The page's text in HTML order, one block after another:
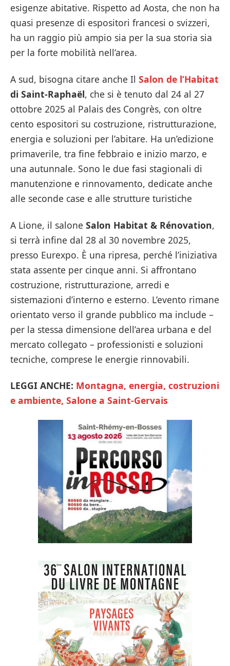
esigenze abitative. Rispetto ad Aosta, che non ha
quasi presenze di espositori francesi o svizzeri,
ha un raggio più ampio sia per la sua storia sia
per la forte mobilità nell’area.
A sud, bisogna citare anche Il Salon de l’Habitat
di Saint-Raphaël, che si è tenuto dal 24 al 27
ottobre 2025 al Palais des Congrès, con oltre
cento espositori su costruzione, ristrutturazione,
energia e soluzioni per l’abitare. Ha un’edizione
primaverile, tra fine febbraio e inizio marzo, e
una autunnale. Sono le due fasi stagionali di
manutenzione e rinnovamento, dedicate anche
alle seconde case e alle strutture turistiche
A Lione, il salone Salon Habitat & Rénovation,
si terrà infine dal 28 al 30 novembre 2025,
presso Eurexpo. È una ripresa, perché l’iniziativa
stata assente per cinque anni. Si affrontano
costruzione, ristrutturazione, arredi e
sistemazioni d’interno e esterno. L’evento rimane
orientato verso il grande pubblico ma include –
per la stessa dimensione dell’area urbana e del
mercato collegato – professionisti e soluzioni
tecniche, comprese le energie rinnovabili.
LEGGI ANCHE: Montagna, energia, costruzioni
e ambiente, Salone a Saint-Gervais